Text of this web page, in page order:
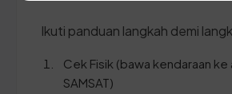
Ikuti panduan langkah demi
Cek Fisik (bawa kendaraan
SAMSAT)